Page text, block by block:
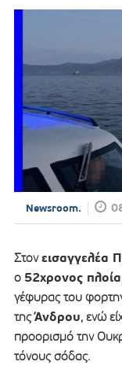
Newsroom.
Στονεισαγγελέα
ο 52χρονος
γέφυρας του
τηςΆνδρου, ενώ
προορισμό την
τόνους σόδας.